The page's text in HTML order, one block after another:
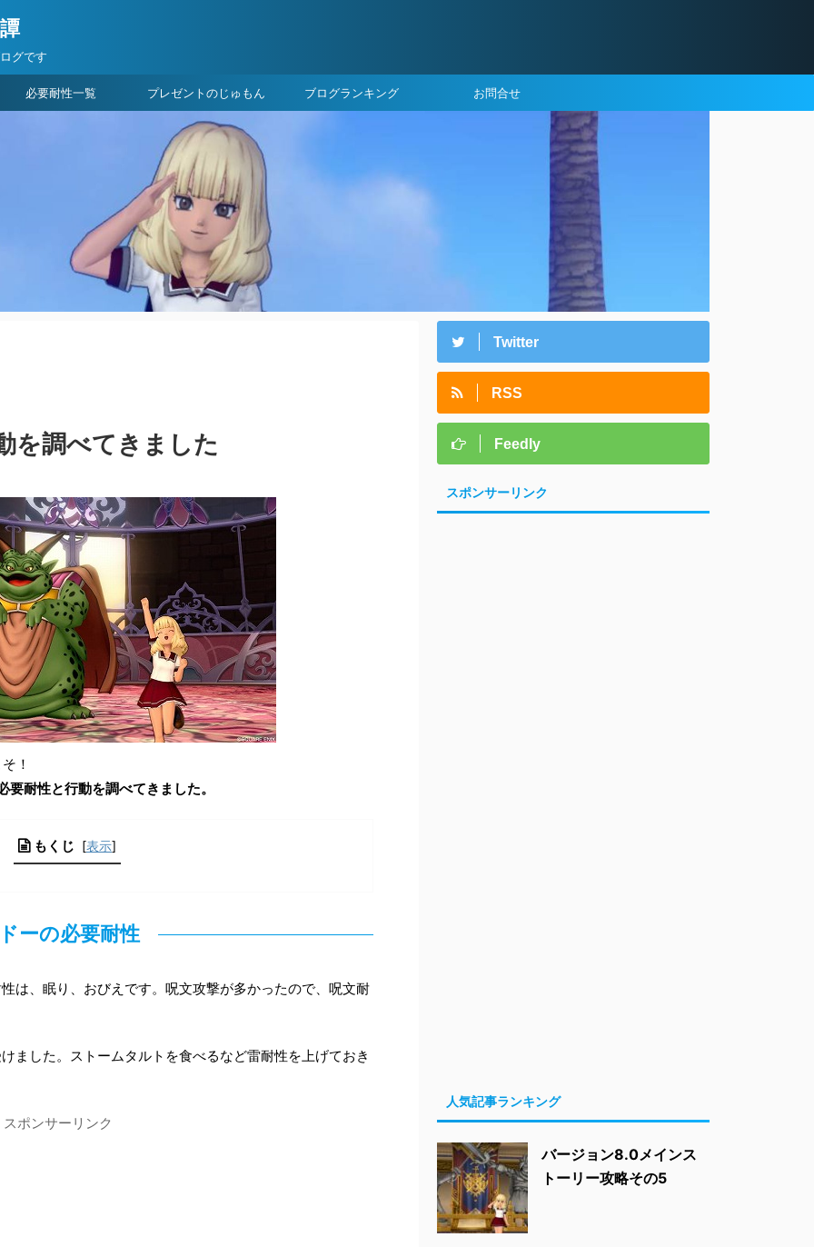
グです
必要耐性一覧 プレゼントのじゅもん ブログランキング お問合せ
を調べてきました
！
耐性と行動を調べてきました。
もくじ [表示]
ーの必要耐性
は、眠り、おびえです。呪文攻撃が多かったので、呪文耐
ました。ストームタルトを食べるなど雷耐性を上げておき
スポンサーリンク
Twitter
RSS
Feedly
スポンサーリンク
人気記事ランキング
バージョン8.0メインス
トーリー攻略その5